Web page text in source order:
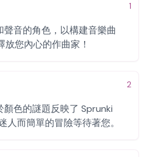
1
音的角色，以構建音樂曲
您內心的作曲家！
2
色的謎題反映了 Sprunki
人而簡單的冒險等待著您。